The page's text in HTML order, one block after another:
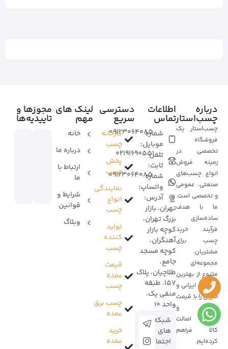
درباره
چسب‌استار
چسب‌استار یک
فروشگاه
تخصصی در
زمینه فروش
انواع چسب‌های
صنعتی، عمومی
و تخصصی است.
ما با هدف
ساده‌سازی
فرآیند خرید
چسب برای
مشتریان،
مجموعه‌ای
متنوع از بهترین
برندهای ایرانی و
خارجی را با قیمت
مناسب و
ضمانت اصالت
کالا فراهم
کرده‌ایم.
اطلاعات
تماس
شماره
موبایل:
09123064085
تلفن
ثابت:
02191690551
شماره
واتساپ:
09123064085
آدرس:
تهران، بازار
بزرگ تهران،
کوچه بازار
آهنگران،
کوچه مسجد
جامع،
طلاچیان، پلاک
157، طبقه
منفی یک،
واحد 10
شبکه
های
اجتماعی:
دسترسی
سریع
کارخانه
چسب
پخش
چسب
نمایندگی
انواع
چسب
تولید
کننده
چسب
قیمت
عمده
چسب
چسب برق
عمده
خرید
عمده
لینک های
مهم
خانه
درباره ما
ارتباط با
ما
شرایط و
قوانین
وبلاگ
مجوزها و
تاییدیه‌ها